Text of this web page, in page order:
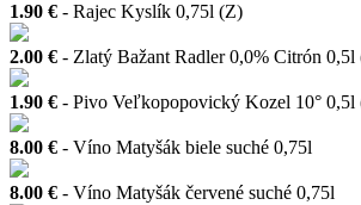
1.90 € - Rajec Kyslík 0,75l (Z)
2.00 € - Zlatý Bažant Radler 0,0% Citrón 0,5l
1.90 € - Pivo Veľkopopovický Kozel 10° 0,5l
8.00 € - Víno Matyšák biele suché 0,75l
8.00 € - Víno Matyšák červené suché 0,75l